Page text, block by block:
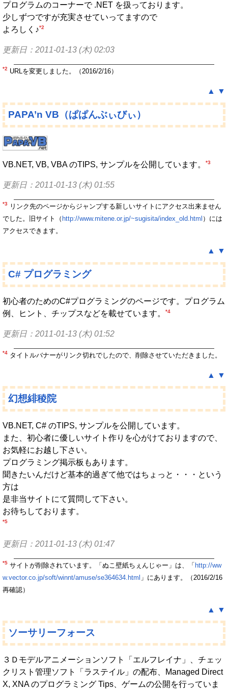
プログラムのコーナーで .NET を扱っております。
少しずつですが充実させていってますので
よろしく♪*2
更新日：2011-01-13 (木) 02:03
*2 URLを変更しました。（2016/2/16）
▲ ▼
PAPA’n VB（ぱぱんぶぃびぃ）
VB.NET, VB, VBA のTIPS, サンプルを公開しています。 *3
更新日：2011-01-13 (木) 01:55
*3
リンク先のページからジャンプする新しいサイトにアクセス出来ません
でした。旧サイト（ http://www.mitene.or.jp/~sugisita/index_old.html ）には
アクセスできます。
▲ ▼
C# プログラミング
初心者のためのC#プログラミングのページです。プログラム
例、ヒント、チップスなどを載せています。
*4
更新日：2011-01-13 (木) 01:52
*4 タイトルバナーがリンク切れでしたので、削除させていただきました。
▲ ▼
幻想緋稜院
VB.NET, C# のTIPS, サンプルを公開しています。
また、初心者に優しいサイト作りを心がけておりますので、
お気軽にお越し下さい。
プログラミング掲示板もあります。
聞きたいんだけど基本的過ぎて他ではちょっと・・・という
方は
是非当サイトにて質問して下さい。
お待ちしております。
*5
更新日：2011-01-13 (木) 01:47
*5 サイトが削除されています。「ぬこ壁紙ちぇんじゃー」は、「http://ww
w.vector.co.jp/soft/winnt/amuse/se364634.html 」にあります。（2016/2/16
再確認）
▲ ▼
ソーサリーフォース
３Ｄモデルアニメーションソフト「エルフレイナ」、チェッ
クリスト管理ソフト「ラステイル」の配布、Managed Direct
X, XNA のプログラミング Tips、ゲームの公開を行っていま